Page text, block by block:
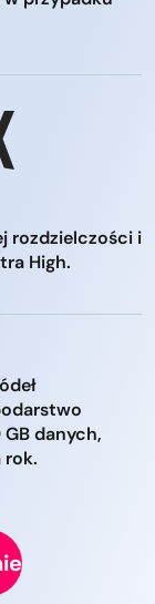
rozdzielczości i
High.
danych,
rok.